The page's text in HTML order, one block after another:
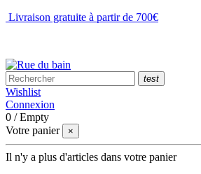
Livraison gratuite à partir de 700€
test
Wishlist
Connexion
0 /Empty
Votre panier
×
Il n'y a plus d'articles dans votre panier